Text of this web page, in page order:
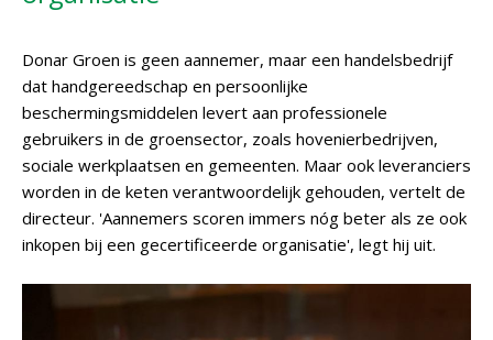
Donar Groen is geen aannemer, maar een handelsbedrijf
dat handgereedschap en persoonlijke
beschermingsmiddelen levert aan professionele
gebruikers in de groensector, zoals hovenierbedrijven,
sociale werkplaatsen en gemeenten. Maar ook leveranciers
worden in de keten verantwoordelijk gehouden, vertelt de
directeur. 'Aannemers scoren immers nóg beter als ze ook
inkopen bij een gecertificeerde organisatie', legt hij uit.